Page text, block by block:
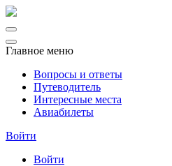
Главное меню
Вопросы и ответы
Путеводитель
Интересные места
Авиабилеты
Войти
Войти